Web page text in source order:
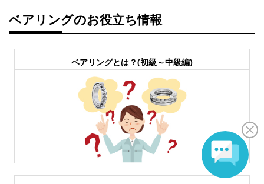
ベアリングのお役立ち情報
ベアリングとは？(初級～中級編)